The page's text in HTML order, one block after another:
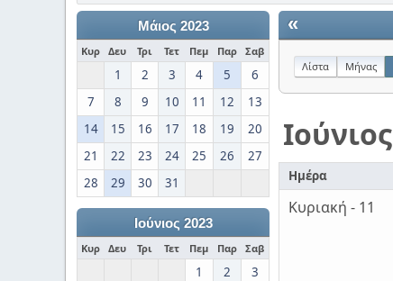
Μάιος 2023
Κυρ Δευ Τρι Τετ Πεμ Παρ Σαβ
1 2 3 4 5
6
7
8 9 10 11 12
13
14
15 16 17 18 19
20
21
22 23 24 25 26
27
28
29 30 31
Ιούνιος 2023
Κυρ Δευ Τρι Τετ Πεμ Παρ Σαβ
1 2
3
«
Λίστα Μήνας
Ιούνιος
Ημέρα
Κυριακή - 11